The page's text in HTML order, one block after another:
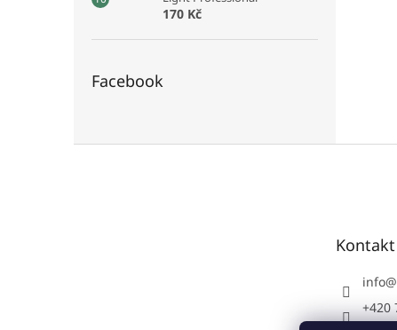
170 Kč
Facebook
Kontakt
info@
+420